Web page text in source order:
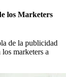
los Marketers
de la publicidad
marketers a